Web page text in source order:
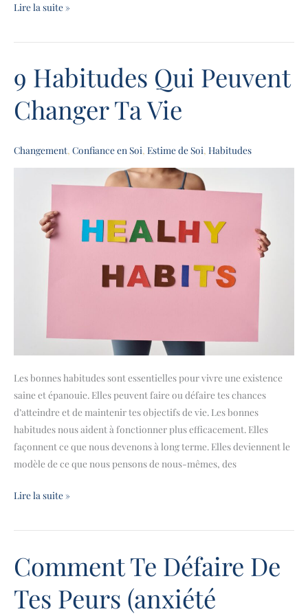
Lire la suite »
9 Habitudes Qui Peuvent
Changer Ta Vie
Changement, Confiance en Soi, Estime de Soi, Habitudes
Les bonnes habitudes sont essentielles pour vivre une existence
saine et épanouie. Elles peuvent faire ou défaire tes chances
d’atteindre et de maintenir tes objectifs de vie. Les bonnes
habitudes nous aident à fonctionner plus efficacement. Elles
façonnent ce que nous devenons à long terme. Elles deviennent le
modèle de ce que nous pensons de nous-mêmes, des
Habitudes
Qui
Peuvent
Ta
Lire la suite »
Comment Te Défaire De
Tes Peurs (anxiété
Comment
Te
Défaire
De